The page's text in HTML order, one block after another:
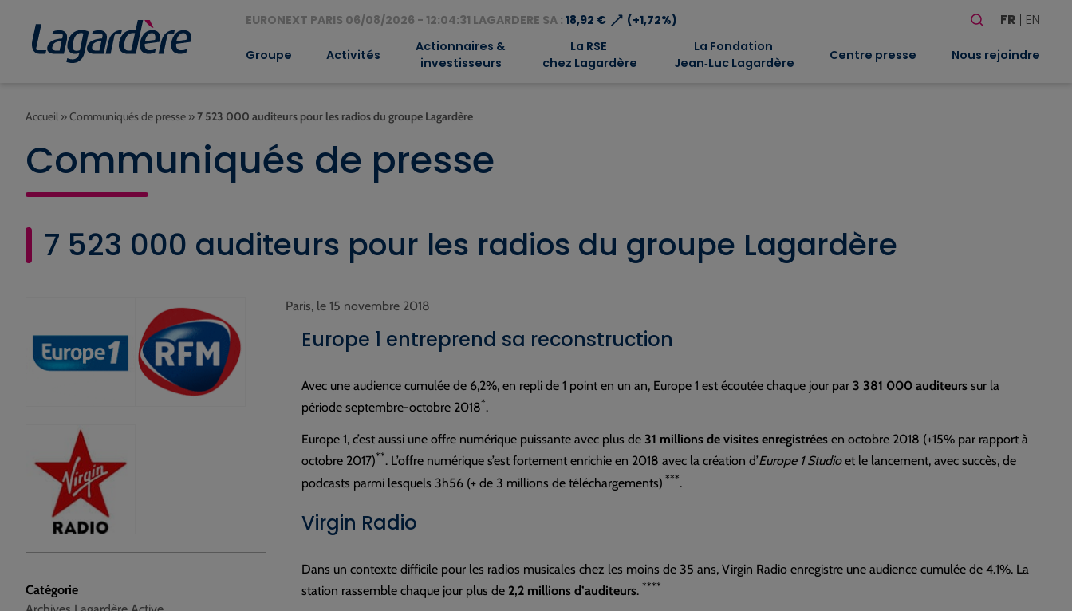
EURONEXT PARIS 06/08/2026 - 12:04:31 LAGARDERE SA : 18,92 €⟶ (+1,72%)
Rechercher
FR EN
Groupe Activités
Actionnaires &
investisseurs
La RSE
chez Lagardère
La Fondation
Jean‑Luc Lagardère
Centre presse Nous rejoindre
Accueil »Communiqués de presse »7 523 000 auditeurs pour les radios du groupe Lagardère
Communiqués de presse
7 523 000 auditeurs pour les radios du groupe Lagardère
Catégorie
Paris, le 15 novembre 2018
Europe 1 entreprend sa reconstruction
Avec une audience cumulée de 6,2%, en repli de 1 point en un an, Europe 1 est écoutée chaque jour par 3 381 000 auditeurs sur la
période septembre-octobre 2018*.
Europe 1, c’est aussi une offre numérique puissante avec plus de 31 millions de visites enregistrées en octobre 2018 (+15% par rapport à
octobre 2017)**. L’offre numérique s’est fortement enrichie en 2018 avec la création d’Europe 1 Studioet le lancement, avec succès, de
podcasts parmi lesquels 3h56 (+ de 3 millions de téléchargements) ***.
Virgin Radio
Dans un contexte difficile pour les radios musicales chez les moins de 35 ans, Virgin Radio enregistre une audience cumulée de 4.1%. La
station rassemble chaque jour plus de 2,2 millions d’auditeurs. ****